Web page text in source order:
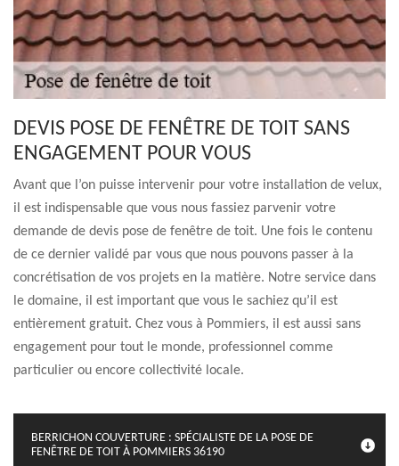
DEVIS POSE DE FENÊTRE DE TOIT SANS
ENGAGEMENT POUR VOUS
Avant que l’on puisse intervenir pour votre installation de velux,
il est indispensable que vous nous fassiez parvenir votre
demande de devis pose de fenêtre de toit. Une fois le contenu
de ce dernier validé par vous que nous pouvons passer à la
concrétisation de vos projets en la matière. Notre service dans
le domaine, il est important que vous le sachiez qu’il est
entièrement gratuit. Chez vous à Pommiers, il est aussi sans
engagement pour tout le monde, professionnel comme
particulier ou encore collectivité locale.
BERRICHON COUVERTURE : SPÉCIALISTE DE LA POSE DE
FENÊTRE DE TOIT À POMMIERS 36190